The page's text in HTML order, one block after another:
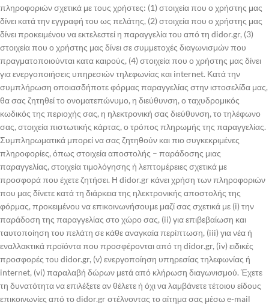
πληροφοριών σχετικά με τους χρήστες: (1) στοιχεία που ο χρήστης μας
δίνει κατά την εγγραφή του ως πελάτης, (2) στοιχεία που ο χρήστης μας
δίνει προκειμένου να εκτελεστεί η παραγγελία του από τη didor.gr, (3)
στοιχεία που ο χρήστης μας δίνει σε συμμετοχές διαγωνισμών που
πραγματοποιούνται κατα καιρούς, (4) στοιχεία που ο χρήστης μας δίνει
για ενεργοποιήσεις υπηρεσιών τηλεφωνίας και internet. Κατά την
συμπλήρωση οποιασδήποτε φόρμας παραγγελίας στην ιστοσελίδα μας,
θα σας ζητηθεί το ονοματεπώνυμο, η διεύθυνση, ο ταχυδρομικός
κωδικός της περιοχής σας, η ηλεκτρονική σας διεύθυνση, το τηλέφωνο
σας, στοιχεία πιστωτικής κάρτας, ο τρόπος πληρωμής της παραγγελίας.
Συμπληρωματικά μπορεί να σας ζητηθούν και πιο συγκεκριμένες
πληροφορίες, όπως στοιχεία αποστολής – παράδοσης μιας
παραγγελίας, στοιχεία τιμολόγησης ή λεπτομέρειες σχετικά με
προσφορά που έχετε ζητήσει. Η didor.gr κάνει χρήση των πληροφοριών
που μας δίνετε κατά τη διάρκεια της ηλεκτρονικής αποστολής της
φόρμας, προκειμένου να επικοινωνήσουμε μαζί σας σχετικά με (i) την
παράδοση της παραγγελίας στο χώρο σας, (ii) για επιβεβαίωση και
ταυτοποίηση του πελάτη σε κάθε αναγκαία περίπτωση, (iii) για νέα ή
εναλλακτικά προϊόντα που προσφέρονται από τη didor.gr, (iv) ειδικές
προσφορές του didor.gr, (v) ενεργοποίηση υπηρεσίας τηλεφωνίας ή
internet, (vi) παραλαβή δώρων μετά από κλήρωση διαγωνισμού. Έχετε
τη δυνατότητα να επιλέξετε αν θέλετε ή όχι να λαμβάνετε τέτοιου είδους
επικοινωνίες από το didor.gr στέλνοντας το αίτημα σας μέσω e-mail